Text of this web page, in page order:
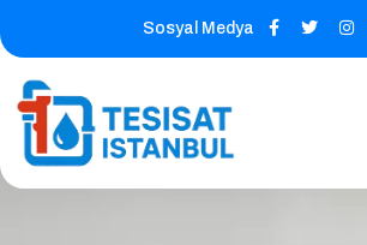
Sosyal Medya